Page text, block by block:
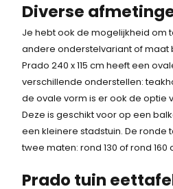
Diverse
Je hebt ook de mogelijkheid om
andere onderstelvariant of maat
Prado 240 x 115 cm heeft een
verschillende onderstellen:
de ovale vorm is er ook de optie
Deze is geschikt voor op een
een kleinere stadstuin. De ronde
twee maten: rond 130 of rond 160
Prado tuin